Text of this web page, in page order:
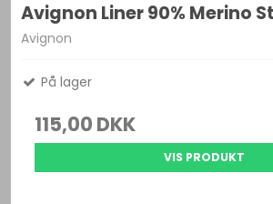
Avignon Liner 90% Merino
Avignon
På lager
115,00 DKK
VIS PRODUKT